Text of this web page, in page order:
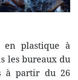
en plastique à
les bureaux du
à partir du 26